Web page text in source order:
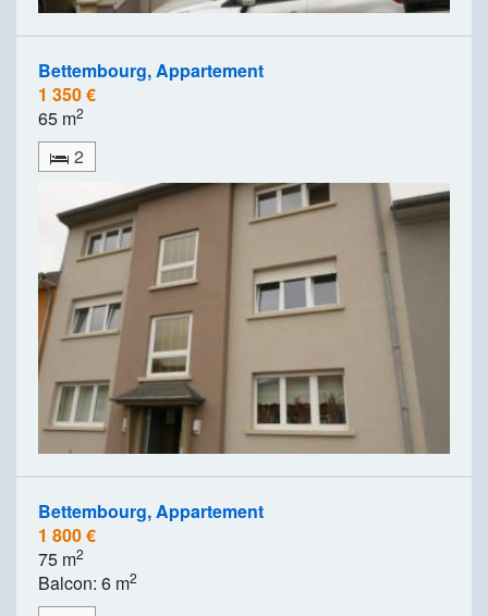
Bettembourg, Appartement
1 350 €
65 m2
2
Bettembourg, Appartement
1 800 €
75 m2
Balcon: 6 m2